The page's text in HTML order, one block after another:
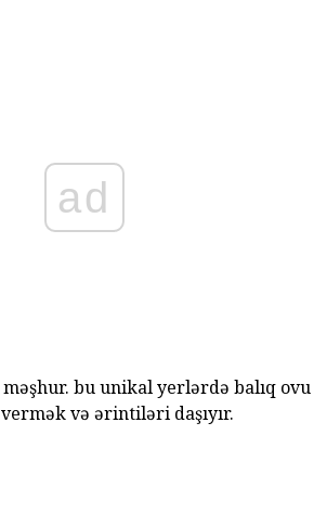
ad
bu unikal yerlərdə balıq ovu
və ərintiləri daşıyır.